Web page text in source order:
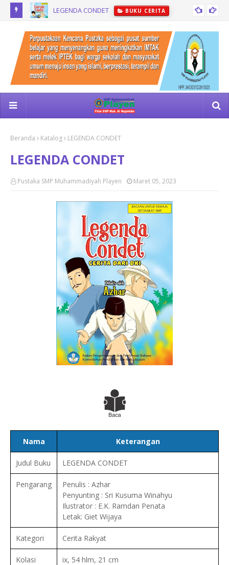
LEGENDA CONDET BUKU CERITA
Beranda Katalog LEGENDA CONDET
LEGENDA CONDET
Pustaka SMP Muhammadiyah Playen Maret 05, 2023
Nama Keterangan
Judul Buku LEGENDA CONDET
Pengarang
Penulis : Azhar
Penyunting : Sri Kusuma Winahyu
Ilustrator : E.K. Ramdan Penata
Letak: Giet Wijaya
Kategori Cerita Rakyat
Kolasi ix, 54 hlm, 21 cm